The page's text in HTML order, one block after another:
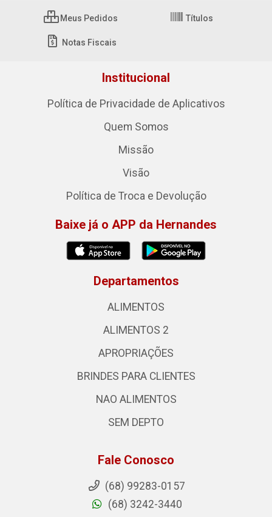
Meus Pedidos Títulos
Notas Fiscais
Institucional
Política de Privacidade de Aplicativos
Quem Somos
Missão
Visão
Política de Troca e Devolução
Baixe já o APP da Hernandes
Departamentos
ALIMENTOS
ALIMENTOS 2
APROPRIAÇÕES
BRINDES PARA CLIENTES
NAO ALIMENTOS
SEM DEPTO
Fale Conosco
(68) 99283-0157
(68) 3242-3440